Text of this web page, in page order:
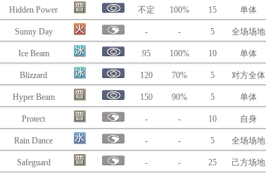
Hidden Power 不定 100% 15 单体
Sunny Day - - 5 全场场地
Ice Beam 95 100% 10 单体
Blizzard 120 70% 5 对方全体
Hyper Beam 150 90% 5 单体
Protect - - 10 自身
Rain Dance - - 5 全场场地
Safeguard - - 25 己方场地